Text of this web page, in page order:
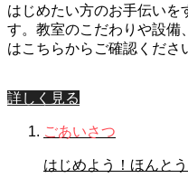
はじめたい方のお手伝いを
す。教室のこだわりや設備
はこちらからご確認くださ
詳しく見る
ごあいさつ
はじめよう！ほんと